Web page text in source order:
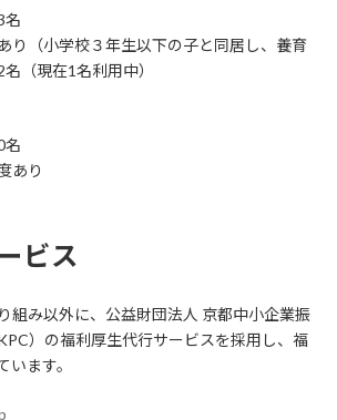
名
り（小学校３年生以下の子と同居し、養育
（現在1名利用中）
名
あり
ビス
組み以外に、公益財団法人 京都中小企業振
）の福利厚生代行サービスを採用し、福
います。